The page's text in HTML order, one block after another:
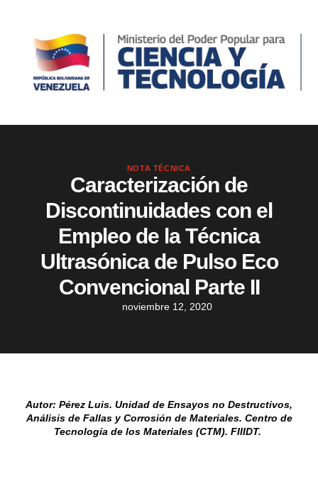
NOTA TÉCNICA
Caracterización de
Discontinuidades con el
Empleo de la Técnica
Ultrasónica de Pulso Eco
Convencional Parte II
noviembre 12, 2020
Autor: Pérez Luis. Unidad de Ensayos no Destructivos,
Análisis de Fallas y Corrosión de Materiales. Centro de
Tecnología de los Materiales (CTM). FIIIDT.